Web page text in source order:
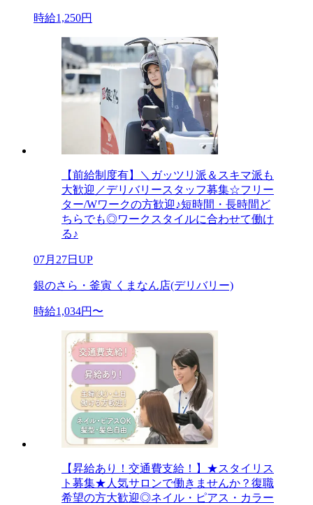
時給1,250円
【前給制度有】＼ガッツリ派＆スキマ派も
大歓迎／デリバリースタッフ募集☆フリー
ター/Wワークの方歓迎♪短時間・長時間ど
ちらでも◎ワークスタイルに合わせて働け
る♪
07月27日UP
銀のさら・釜寅 くまなん店(デリバリー)
時給1,034円〜
【昇給あり！交通費支給！】★スタイリス
ト募集★人気サロンで働きませんか？復職
希望の方大歓迎◎ネイル・ピアス・カラー